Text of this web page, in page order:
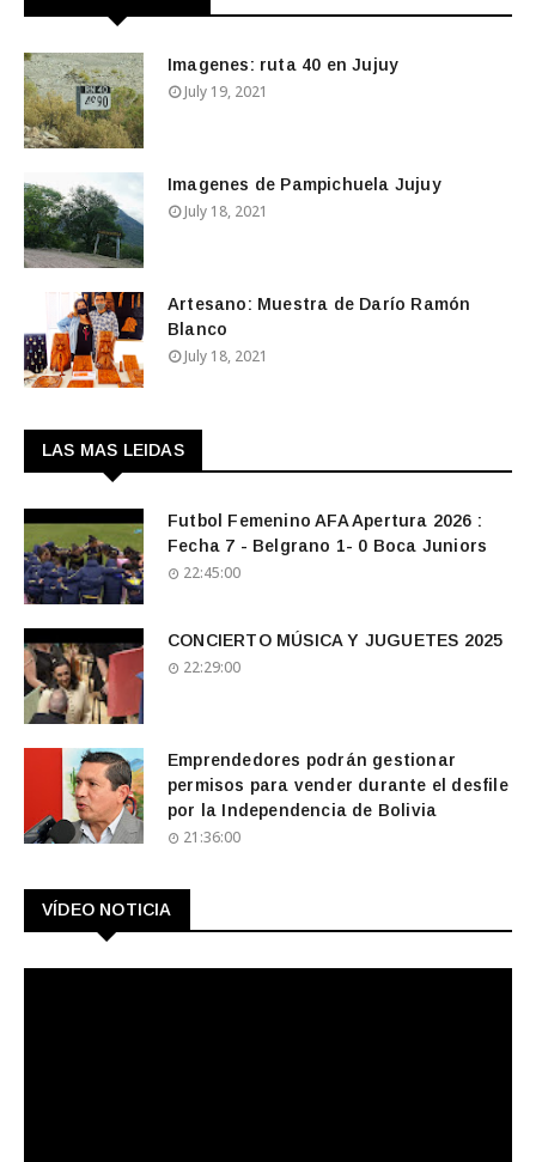
Imagenes: ruta 40 en Jujuy
July 19, 2021
Imagenes de Pampichuela Jujuy
July 18, 2021
Artesano: Muestra de Darío Ramón
Blanco
July 18, 2021
LAS MAS LEIDAS
Futbol Femenino AFA Apertura 2026 :
Fecha 7 - Belgrano 1- 0 Boca Juniors
22:45:00
CONCIERTO MÚSICA Y JUGUETES 2025
22:29:00
Emprendedores podrán gestionar
permisos para vender durante el desfile
por la Independencia de Bolivia
21:36:00
VÍDEO NOTICIA